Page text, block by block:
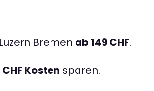
Bremen ab 149 CHF.
CHF Kosten sparen.